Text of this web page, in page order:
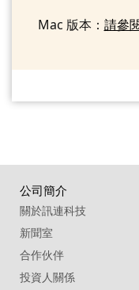
Mac 版本： 請參
公司簡介
關於訊連科技
新聞室
合作伙伴
投資人關係